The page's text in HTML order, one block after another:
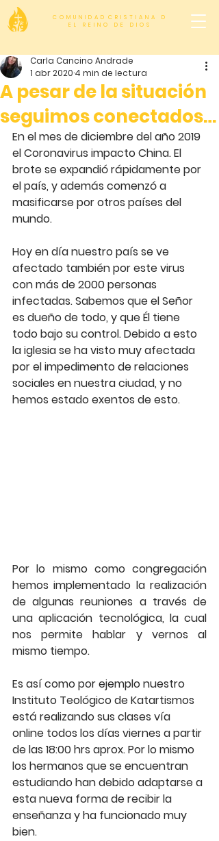
C O M U N I D A D C R I S T I A N A D
E L R E I N O D E D I O S
A pesar de la situación
seguimos conectados…
Carla Cancino Andrade
1 abr 2020 4 min de lectura
En el mes de diciembre del año 2019
el Coronavirus impacto China. El
brote se expandió rápidamente por
el país, y además comenzó a
masificarse por otros países del
mundo.
Hoy en día nuestro país se ve
afectado también por este virus
con más de 2000 personas
infectadas. Sabemos que el Señor
es dueño de todo, y que Él tiene
todo bajo su control. Debido a esto
la iglesia se ha visto muy afectada
por el impedimento de relaciones
sociales en nuestra ciudad, y no
hemos estado exentos de esto.
Por lo mismo como congregación
hemos implementado la realización
de algunas reuniones a través de
una aplicación tecnológica, la cual
nos permite hablar y vernos al
mismo tiempo.
Es así como por ejemplo nuestro
Instituto Teológico de Katartismos
está realizando sus clases vía
online todos los días viernes a partir
de las 18:00 hrs aprox. Por lo mismo
los hermanos que se encuentran
estudiando han debido adaptarse a
esta nueva forma de recibir la
enseñanza y ha funcionado muy
bien.